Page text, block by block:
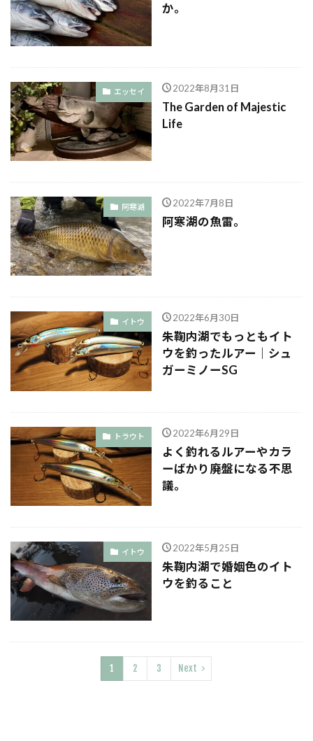
か。
エッセイ 2022年8月31日
The Garden of Majestic
Life
阿寒湖 2022年7月8日
阿寒湖の魚雷。
イトウ 2022年6月30日
朱鞠内湖でもっともイト
ウを釣ったルアー｜シュ
ガーミノーSG
トラウト 2022年6月29日
よく釣れるルアーやカラ
ーばかり廃盤になる不思
議。
イトウ 2022年5月25日
朱鞠内湖で婚姻色のイト
ウを釣ること
1 2 3 Next